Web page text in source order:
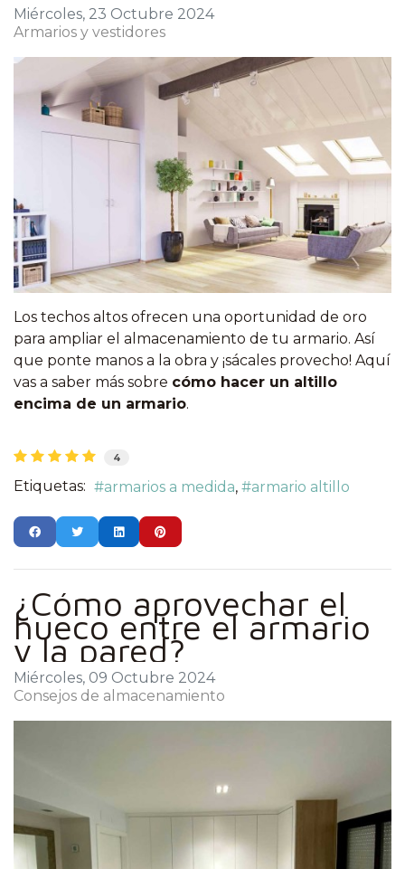
Miércoles, 23 Octubre 2024
Armarios y vestidores
Los techos altos ofrecen una oportunidad de oro
para ampliar el almacenamiento de tu armario. Así
que ponte manos a la obra y ¡sácales provecho! Aquí
vas a saber más sobre cómo hacer un altillo
encima de un armario.
4
Etiquetas: armarios a medida armario altillo
¿Cómo aprovechar el
hueco entre el armario
y la pared?
Miércoles, 09 Octubre 2024
Consejos de almacenamiento